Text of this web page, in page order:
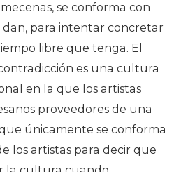
se conforma con
dan, para intentar concretar
libre que tenga. El
es una cultura
en la que los artistas
proveedores de una
únicamente se conforma
los artistas para decir que